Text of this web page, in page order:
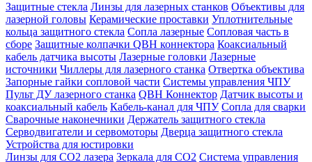
Защитные стекла Линзы для лазерных станков Объективы для
лазерной головы Керамические проставки Уплотнительные
кольца защитного стекла Сопла лазерные Сопловая часть в
сборе Защитные колпачки QBH коннектора Коаксиальный
кабель датчика высоты Лазерные головки Лазерные
источники Чиллеры для лазерного станка Отвертка объектива
Запорные гайки сопловой части Системы управления ЧПУ
Пульт ДУ лазерного станка QBH Коннектор Датчик высоты и
коаксиальный кабель Кабель-канал для ЧПУ Сопла для сварки
Сварочные наконечники Держатель защитного стекла
Серводвигатели и сервомоторы Дверца защитного стекла
Устройства для юстировки
Линзы для СО2 лазера Зеркала для СО2 Система управления